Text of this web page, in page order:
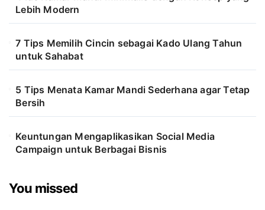
Lebih Modern
7 Tips Memilih Cincin sebagai Kado Ulang Tahun
untuk Sahabat
5 Tips Menata Kamar Mandi Sederhana agar Tetap
Bersih
Keuntungan Mengaplikasikan Social Media
Campaign untuk Berbagai Bisnis
You missed